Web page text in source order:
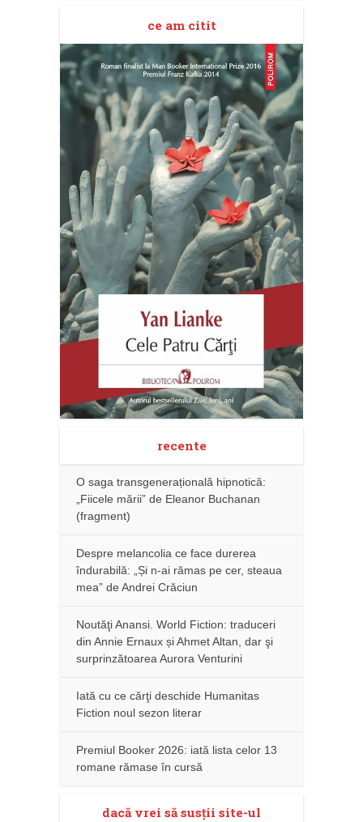
ce am citit
recente
O saga transgenerațională hipnotică:
„Fiicele mării” de Eleanor Buchanan
(fragment)
Despre melancolia ce face durerea
îndurabilă: „Și n-ai rămas pe cer, steaua
mea” de Andrei Crăciun
Noutăţi Anansi. World Fiction: traduceri
din Annie Ernaux și Ahmet Altan, dar şi
surprinzătoarea Aurora Venturini
Iată cu ce cărţi deschide Humanitas
Fiction noul sezon literar
Premiul Booker 2026: iată lista celor 13
romane rămase în cursă
dacă vrei să susţii site-ul